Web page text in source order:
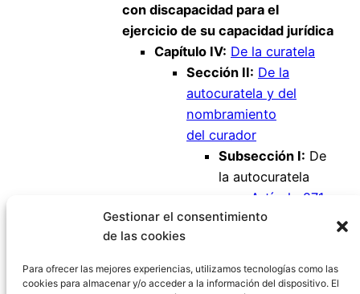
Gestionar el consentimiento
de las cookies
Para ofrecer las mejores experiencias, utilizamos tecnologías como las
cookies para almacenar y/o acceder a la información del dispositivo. El
con discapacidad para el
ejercicio de su capacidad jurídica
Capítulo IV: De la curatela
Sección II: De la
autocuratela y del
nombramiento
del curador
Subsección I: De
la autocuratela
Artículo 271
Artículo 272